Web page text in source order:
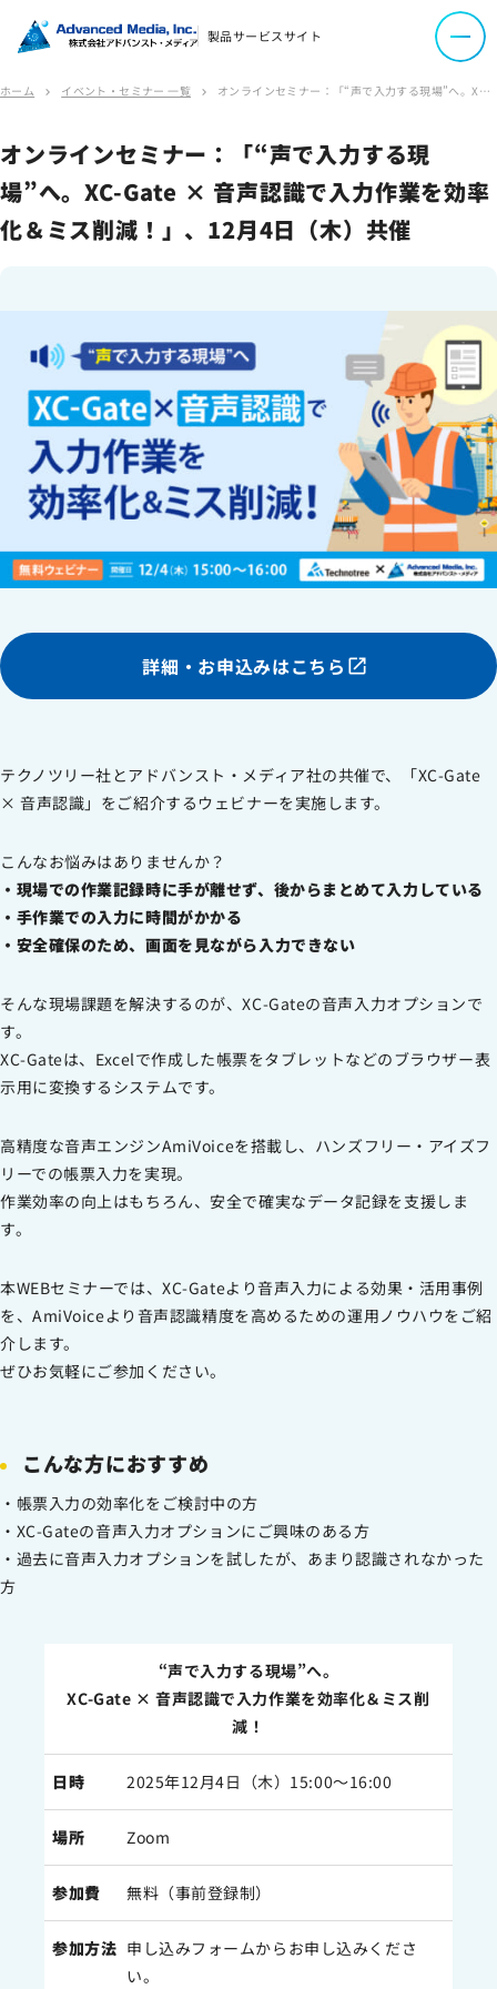
オウンドメディア
サイトのご利用について
ソーシャルメディアポリシー
プライバシーポリシー
情報セキュリティポリシー
労働者派遣事業に関わる情報
製品サービスサイト
ホーム chevron_right イベント・セミナー 一覧 chevron_right オンラインセミナー：「“声で入力する現場”へ。XC-Gate × 音声認識で入力作業を効率化＆ミス削減！」、12月4日（木）共催
オンラインセミナー：「“声で入力する現
場”へ。XC-Gate × 音声認識で入力作業を効率
化＆ミス削減！」、12月4日（木）共催
詳細・お申込みはこちら
テクノツリー社とアドバンスト・メディア社の共催で、「XC-Gate
× 音声認識」をご紹介するウェビナーを実施します。
こんなお悩みはありませんか？
・現場での作業記録時に手が離せず、後からまとめて入力している
・手作業での入力に時間がかかる
・安全確保のため、画面を見ながら入力できない
そんな現場課題を解決するのが、XC-Gateの音声入力オプションで
す。
XC-Gateは、Excelで作成した帳票をタブレットなどのブラウザー表
示用に変換するシステムです。
高精度な音声エンジンAmiVoiceを搭載し、ハンズフリー・アイズフ
リーでの帳票入力を実現。
作業効率の向上はもちろん、安全で確実なデータ記録を支援しま
す。
本WEBセミナーでは、XC-Gateより音声入力による効果・活用事例
を、AmiVoiceより音声認識精度を高めるための運用ノウハウをご紹
介します。
ぜひお気軽にご参加ください。
こんな方におすすめ
・帳票入力の効率化をご検討中の方
・XC-Gateの音声入力オプションにご興味のある方
・過去に音声入力オプションを試したが、あまり認識されなかった
方
“声で入力する現場”へ。
XC-Gate × 音声認識で入力作業を効率化＆ミス削
減！
日時 2025年12月4日（木）15:00～16:00
場所 Zoom
参加費 無料（事前登録制）
参加方法 申し込みフォームからお申し込みくださ
い。